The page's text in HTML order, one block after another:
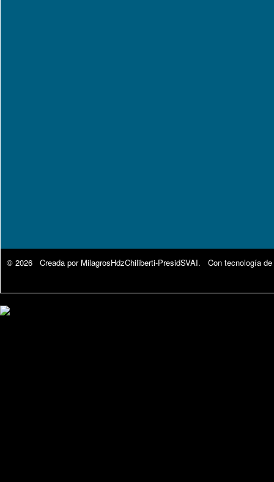
© 2026 Creada por MilagrosHdzChiliberti-PresidSVAI. Con tecnología de